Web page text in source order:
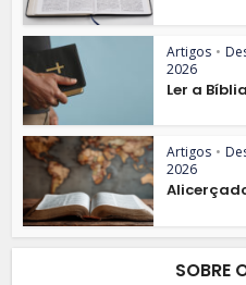
Artigos •
2026
Ler a
Artigos •
2026
SOBRE